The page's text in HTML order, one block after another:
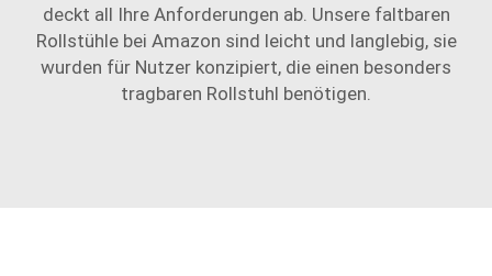
deckt all Ihre Anforderungen ab. Unsere faltbaren
Rollstühle bei Amazon sind leicht und langlebig, sie
wurden für Nutzer konzipiert, die einen besonders
tragbaren Rollstuhl benötigen.